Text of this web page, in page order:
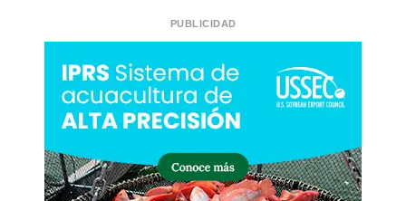
PUBLICIDAD